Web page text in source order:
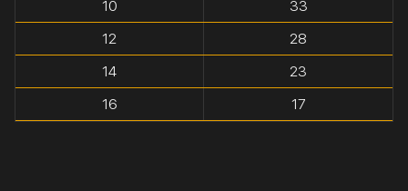
10
33
12
28
14
23
16
17